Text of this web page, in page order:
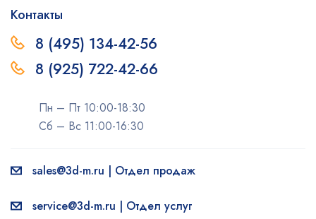
Контакты
8 (495) 134-42-56
8 (925) 722-42-66
Пн – Пт 10:00-18:30
Сб – Вс 11:00-16:30
sales@3d-m.ru | Отдел продаж
service@3d-m.ru | Отдел услуг